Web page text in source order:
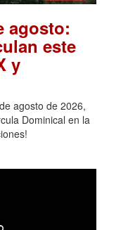
agosto:
este
y
agosto de 2026,
Dominical en la